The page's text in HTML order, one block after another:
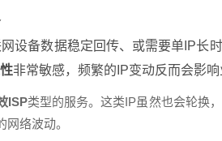
设备数据稳定回传、或需要单IP长
非常敏感，频繁的IP变动反而会影响
ISP类型的服务。这类IP虽然也会轮换
络波动。